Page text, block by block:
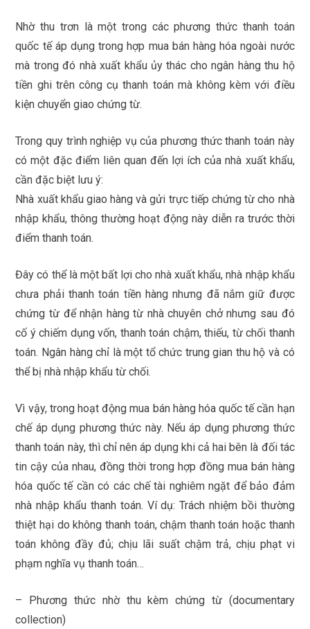
Nhờ thu trơn là một trong các phương thức thanh toán
quốc tế áp dụng trong hợp mua bán hàng hóa ngoài nước
mà trong đó nhà xuất khẩu ủy thác cho ngân hàng thu hộ
tiền ghi trên công cụ thanh toán mà không kèm với điều
kiện chuyển giao chứng từ.
Trong quy trình nghiệp vụ của phương thức thanh toán này
có một đặc điểm liên quan đến lợi ích của nhà xuất khẩu,
cần đặc biệt lưu ý:
Nhà xuất khẩu giao hàng và gửi trực tiếp chứng từ cho nhà
nhập khẩu, thông thường hoạt động này diễn ra trước thời
điểm thanh toán.
Đây có thể là một bất lợi cho nhà xuất khẩu, nhà nhập khẩu
chưa phải thanh toán tiền hàng nhưng đã nắm giữ được
chứng từ để nhận hàng từ nhà chuyên chở nhưng sau đó
cố ý chiếm dụng vốn, thanh toán chậm, thiếu, từ chối thanh
toán. Ngân hàng chỉ là một tổ chức trung gian thu hộ và có
thể bị nhà nhập khẩu từ chối.
Vì vậy, trong hoạt động mua bán hàng hóa quốc tế cần hạn
chế áp dụng phương thức này. Nếu áp dụng phương thức
thanh toán này, thì chỉ nên áp dụng khi cả hai bên là đối tác
tin cậy của nhau, đồng thời trong hợp đồng mua bán hàng
hóa quốc tế cần có các chế tài nghiêm ngặt để bảo đảm
nhà nhập khẩu thanh toán. Ví dụ: Trách nhiệm bồi thường
thiệt hại do không thanh toán, chậm thanh toán hoặc thanh
toán không đầy đủ; chịu lãi suất chậm trả, chịu phạt vi
phạm nghĩa vụ thanh toán…
– Phương thức nhờ thu kèm chứng từ (documentary
collection)